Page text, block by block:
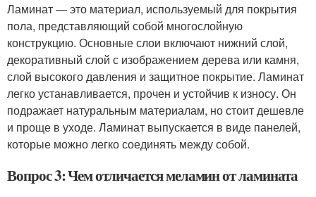
Ламинат — это материал, используемый для покрытия
пола, представляющий собой многослойную
конструкцию. Основные слои включают нижний слой,
декоративный слой с изображением дерева или камня,
слой высокого давления и защитное покрытие. Ламинат
легко устанавливается, прочен и устойчив к износу. Он
подражает натуральным материалам, но стоит дешевле
и проще в уходе. Ламинат выпускается в виде панелей,
которые можно легко соединять между собой.
Вопрос 3: Чем отличается меламин от ламината